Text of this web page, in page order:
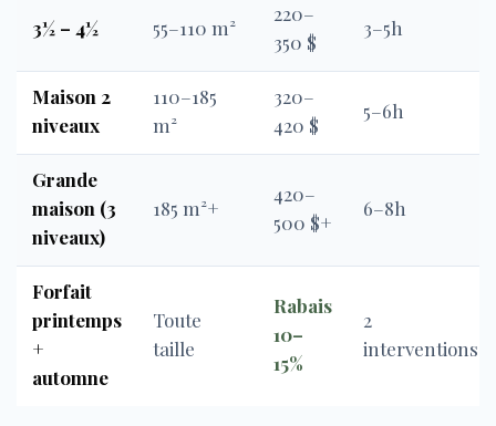
3½ – 4½ 55–110 m²
220–
350 $
3–5h
Maison 2
niveaux
110–185
m²
320–
420 $
5–6h
Grande
maison (3
niveaux)
185 m²+
420–
500 $+
6–8h
Forfait
printemps
+
automne
Toute
taille
Rabais
10–
15%
2
interventions